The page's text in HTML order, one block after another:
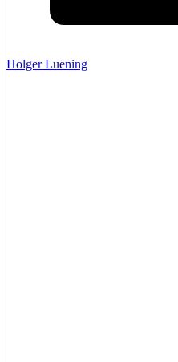
Holger Luening